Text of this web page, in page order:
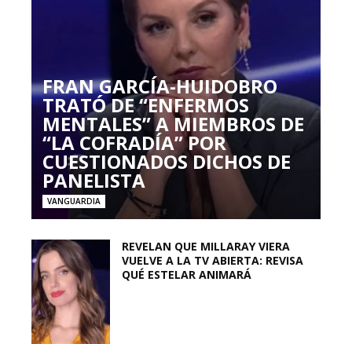
FRAN GARCÍA-HUIDOBRO
TRATÓ DE “ENFERMOS
MENTALES” A MIEMBROS DE
“LA COFRADÍA” POR
CUESTIONADOS DICHOS DE
PANELISTA
VANGUARDIA
REVELAN QUE MILLARAY VIERA
VUELVE A LA TV ABIERTA: REVISA
QUÉ ESTELAR ANIMARÁ